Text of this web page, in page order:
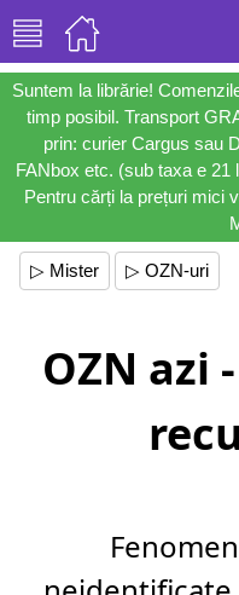
Suntem la librărie!
timp posibil. Transport
prin: curier Cargus sau
FANbox etc. (sub taxa e 21
Pentru cărți la prețuri mici
▷ Mister ▷ OZN-uri
OZN azi